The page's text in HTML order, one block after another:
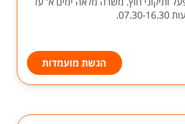
הגשת מועמדות